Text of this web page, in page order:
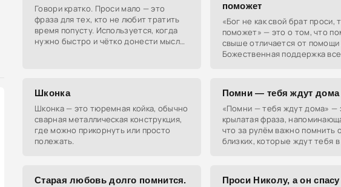
Говори кратко. Проси мало — это
фраза для тех, кто не любит тратить
время попусту. Используется, когда
нужно быстро и чётко донести мысль
поможет
«Бог не как свой брат проси,
поможет» — это о том, что
свыше отличается от
Божественная поддержка
Шконка
Шконка — это тюремная койка, обычно
сварная металлическая конструкция,
где можно прикорнуть или просто
полежать.
Помни — тебя ждут дома
«Помни — тебя ждут дома» —
крылатая фраза,
что за рулём важно помнить
близких, которые ждут тебя
Старая любовь долго помнится.
Проси Николу, а он спасу